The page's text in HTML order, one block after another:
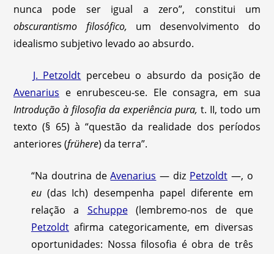
nunca pode ser igual a zero”, constitui um
obscurantismo filosófico, um desenvolvimento do
idealismo subjetivo levado ao absurdo.
J. Petzoldt percebeu o absurdo da posição de
Avenarius e enrubesceu-se. Ele consagra, em sua
Introdução à filosofia da experiência pura, t. II, todo um
texto (§ 65) à “questão da realidade dos períodos
anteriores (frühere) da terra”.
“Na doutrina deAvenarius — diz Petzoldt—, o
eu(das Ich) desempenha papel diferente em
relação a Schuppe(lembremo-nos de que
Petzoldtafirma categoricamente, em diversas
oportunidades: Nossa filosofia é obra de três